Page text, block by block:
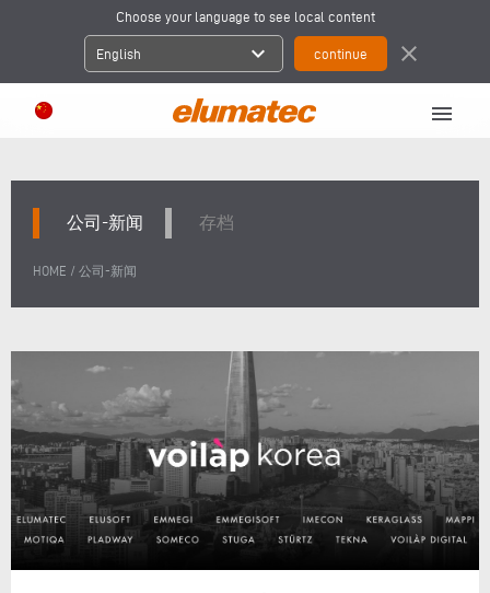
Choose your language to see local content
English expand_more close
menu
公司-新闻 存档
HOME / 公司-新闻